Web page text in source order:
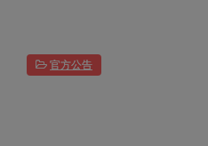
官方公告